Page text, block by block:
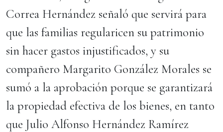
Correa Hernández señaló que servirá para
que las familias regularicen su patrimonio
sin hacer gastos injustificados, y su
compañero Margarito González Morales se
sumó a la aprobación porque se garantizará
la propiedad efectiva de los bienes, en tanto
que Julio Alfonso Hernández Ramírez